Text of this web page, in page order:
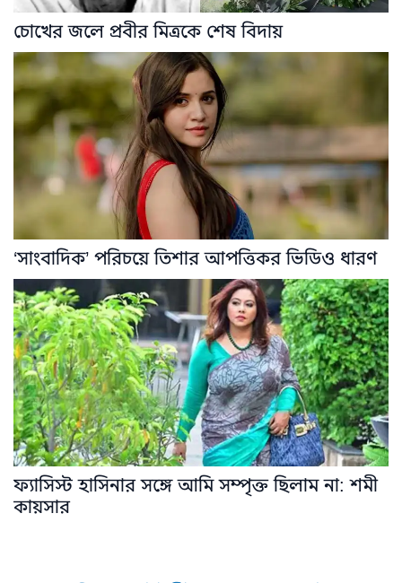
চোখের জলে প্রবীর মিত্রকে শেষ বিদায়
‘সাংবাদিক’ পরিচয়ে তিশার আপত্তিকর ভিডিও ধারণ
ফ্যাসিস্ট হাসিনার সঙ্গে আমি সম্পৃক্ত ছিলাম না: শমী
কায়সার